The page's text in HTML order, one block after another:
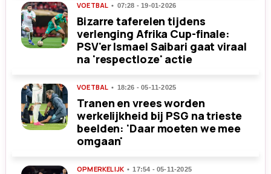
VOETBAL 07:28 - 19-01-2026
Bizarre taferelen tijdens
verlenging Afrika Cup-finale:
PSV'er Ismael Saibari gaat viraal
na 'respectloze' actie
VOETBAL 18:26 - 05-11-2025
Tranen en vrees worden
werkelijkheid bij PSG na trieste
beelden: 'Daar moeten we mee
omgaan'
OPMERKELIJK 17:54 - 05-11-2025